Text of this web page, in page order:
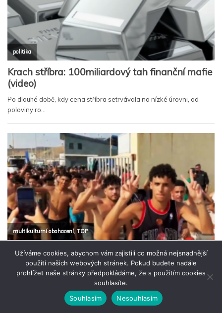
Užíváme cookies, abychom vám zajistili co možná nejsnadnější
použití našich webových stránek. Pokud budete nadále
prohlížet naše stránky předpokládáme, že s použitím cookies
souhlasíte.
Souhlasím
Nesouhlasím